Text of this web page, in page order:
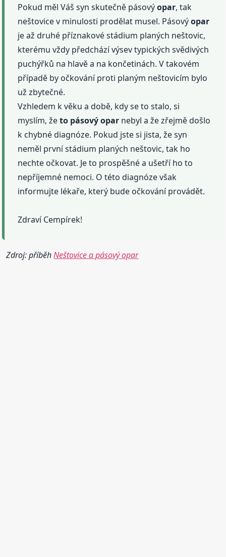
Pokud měl Váš syn skutečně pásovýopar, tak
neštovice v minulosti prodělat musel. Pásovýopar
je až druhé příznakové stádium planých neštovic,
kterému vždy předchází výsev typických svědivých
puchýřků na hlavě a na končetinách. V takovém
případě by očkování proti planým neštovicím bylo
už zbytečné.
Vzhledem k věku a době, kdy se to stalo, si
myslím, žeto pásový opar nebyl a že zřejmě došlo
k chybné diagnóze. Pokud jste si jista, že syn
neměl první stádium planých neštovic, tak ho
nechte očkovat. Je to prospěšné a ušetří ho to
nepříjemné nemoci. O této diagnóze však
informujte lékaře, který bude očkování provádět.
Zdraví Cempírek!
Zdroj: příběhNeštovice a pásový opar